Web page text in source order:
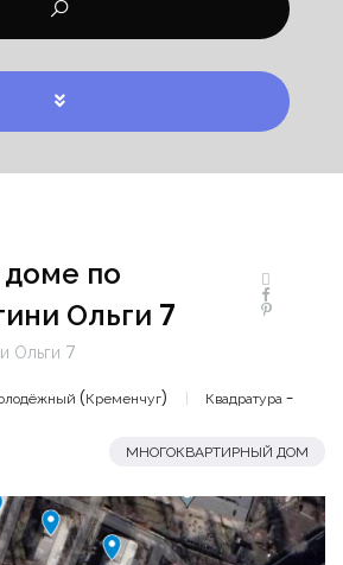
по
Ольги 7
Ольги 7
(Кременчуг) Квадратура -
МНОГОКВАРТИРНЫЙ ДОМ